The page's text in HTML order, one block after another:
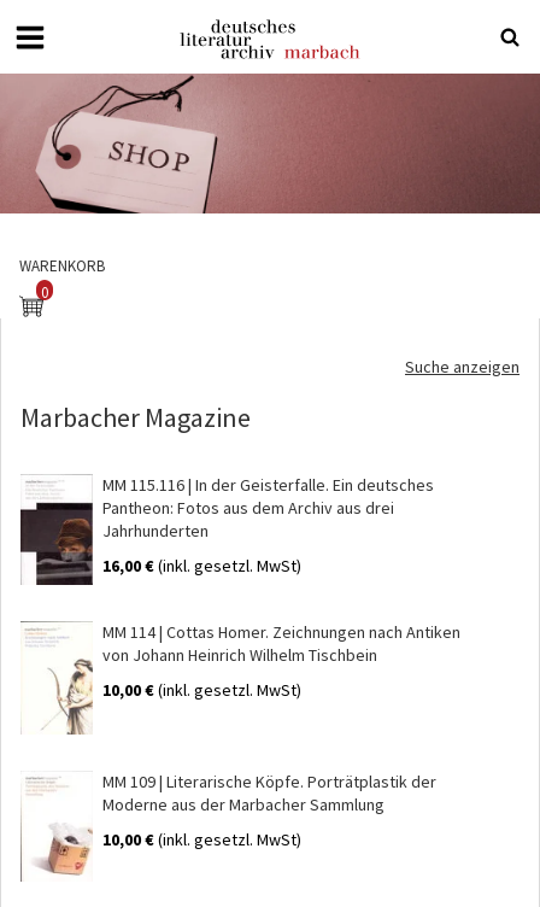
Deutsches
Literaturarchiv
Marbach
WARENKORB
0
Suche anzeigen
Marbacher Magazine
MM 115.116 | In der Geisterfalle. Ein deutsches
Pantheon: Fotos aus dem Archiv aus drei
Jahrhunderten
16,00 €(inkl. gesetzl. MwSt)
MM 114 | Cottas Homer. Zeichnungen nach Antiken
von Johann Heinrich Wilhelm Tischbein
10,00 €(inkl. gesetzl. MwSt)
MM 109 | Literarische Köpfe. Porträtplastik der
Moderne aus der Marbacher Sammlung
10,00 €(inkl. gesetzl. MwSt)